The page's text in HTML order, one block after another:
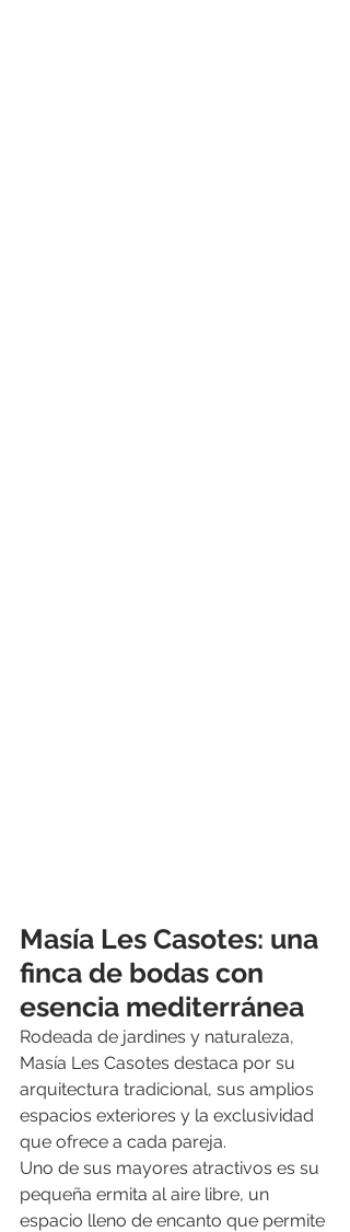
Masía Les Casotes: una
finca de bodas con
esencia mediterránea
Rodeada de jardines y naturaleza,
Masía Les Casotes destaca por su
arquitectura tradicional, sus amplios
espacios exteriores y la exclusividad
que ofrece a cada pareja.
Uno de sus mayores atractivos es su
pequeña ermita al aire libre, un
espacio lleno de encanto que permite